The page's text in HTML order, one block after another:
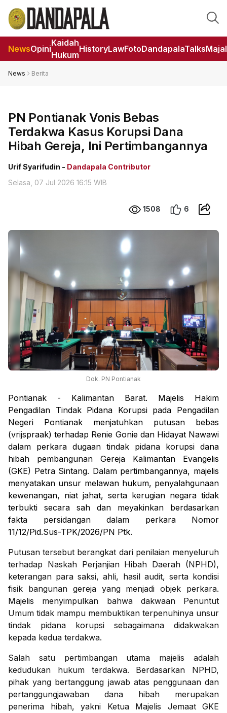
NewsOpini
Kaidah
Hukum
HistoryLawFotoDandapalaTalks
News Berita
PN Pontianak Vonis Bebas
Terdakwa Kasus Korupsi Dana
Hibah Gereja, Ini Pertimbangannya
Urif Syarifudin - Dandapala Contributor
Selasa, 07 Jul 2026 16:15 WIB
1508 6
Dok. PN Pontianak
Pontianak - Kalimantan Barat. Majelis Hakim
Pengadilan Tindak Pidana Korupsi pada Pengadilan
Negeri Pontianak menjatuhkan putusan bebas
(vrijspraak) terhadap Renie Gonie dan Hidayat Nawawi
dalam perkara dugaan tindak pidana korupsi dana
hibah pembangunan Gereja Kalimantan Evangelis
(GKE) Petra Sintang. Dalam pertimbangannya, majelis
menyatakan unsur melawan hukum, penyalahgunaan
kewenangan, niat jahat, serta kerugian negara tidak
terbukti secara sah dan meyakinkan berdasarkan
fakta persidangan dalam perkara Nomor
11/12/Pid.Sus-TPK/2026/PN Ptk.
Putusan tersebut berangkat dari penilaian menyeluruh
terhadap Naskah Perjanjian Hibah Daerah (NPHD),
keterangan para saksi, ahli, hasil audit, serta kondisi
fisik bangunan gereja yang menjadi objek perkara.
Majelis menyimpulkan bahwa dakwaan Penuntut
Umum tidak mampu membuktikan terpenuhinya unsur
tindak pidana korupsi sebagaimana didakwakan
kepada kedua terdakwa.
Salah satu pertimbangan utama majelis adalah
kedudukan hukum terdakwa. Berdasarkan NPHD,
pihak yang bertanggung jawab atas penggunaan dan
pertanggungjawaban dana hibah merupakan
penerima hibah, yakni Ketua Majelis Jemaat GKE